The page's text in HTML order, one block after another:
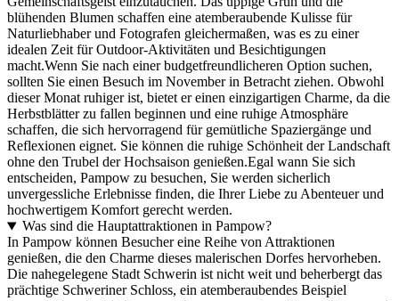
blühenden Blumen schaffen eine atemberaubende Kulisse für
Naturliebhaber und Fotografen gleichermaßen, was es zu einer
idealen Zeit für Outdoor-Aktivitäten und Besichtigungen
macht.Wenn Sie nach einer budgetfreundlicheren Option suchen,
sollten Sie einen Besuch im November in Betracht ziehen. Obwohl
dieser Monat ruhiger ist, bietet er einen einzigartigen Charme, da die
Herbstblätter zu fallen beginnen und eine ruhige Atmosphäre
schaffen, die sich hervorragend für gemütliche Spaziergänge und
Reflexionen eignet. Sie können die ruhige Schönheit der Landschaft
ohne den Trubel der Hochsaison genießen.Egal wann Sie sich
entscheiden, Pampow zu besuchen, Sie werden sicherlich
unvergessliche Erlebnisse finden, die Ihrer Liebe zu Abenteuer und
hochwertigem Komfort gerecht werden.
Was sind die Hauptattraktionen in Pampow?
In Pampow können Besucher eine Reihe von Attraktionen
genießen, die den Charme dieses malerischen Dorfes hervorheben.
Die nahegelegene Stadt Schwerin ist nicht weit und beherbergt das
prächtige Schweriner Schloss, ein atemberaubendes Beispiel